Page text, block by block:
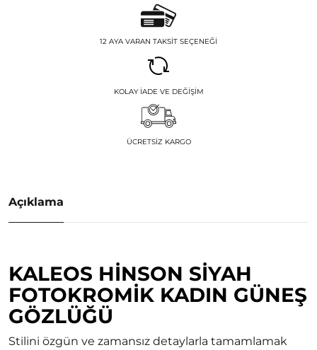
12 AYA VARAN TAKSIT SEÇENEĞI
KOLAY İADE VE DEĞIŞIM
ÜCRETSIZ KARGO
Açıklama
KALEOS HINSON SIYAH
FOTOKROMIK KADIN GÜNEŞ
GÖZLÜĞÜ
Stilini özgün ve zamansız detaylarla tamamlamak